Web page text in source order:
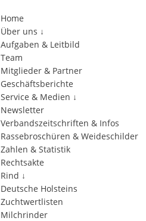
Home
Über uns ↓
Aufgaben & Leitbild
Team
Mitglieder & Partner
Geschäftsberichte
Service & Medien ↓
Newsletter
Verbandszeitschriften & Infos
Rassebroschüren & Weideschilder
Zahlen & Statistik
Rechtsakte
Rind ↓
Deutsche Holsteins
Zuchtwertlisten
Milchrinder